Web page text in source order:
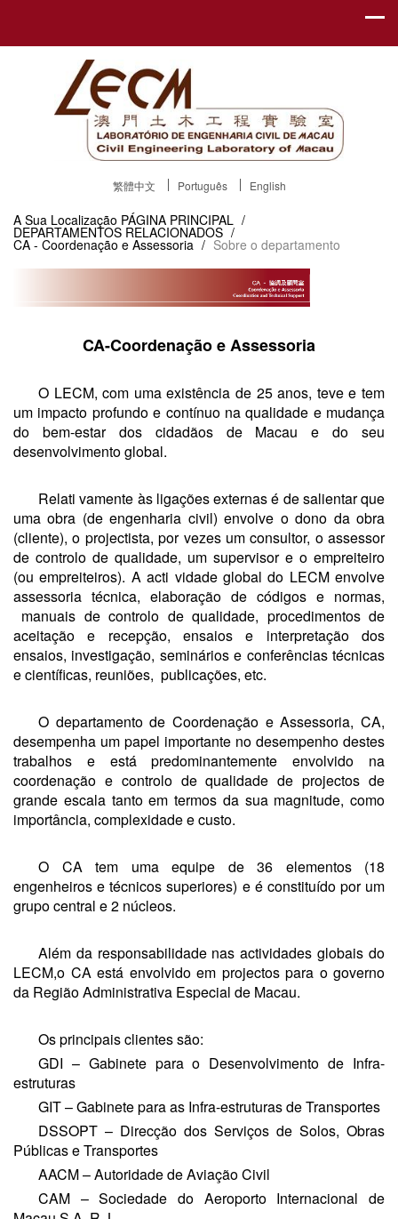
繁體中文 Português English
A Sua Localização PÁGINA PRINCIPAL /
DEPARTAMENTOS RELACIONADOS /
CA - Coordenação e Assessoria / Sobre o departamento
CA-Coordenação e Assessoria
O LECM, com uma existência de 25 anos, teve e tem
um impacto profundo e contínuo na qualidade e mudança
do bem-estar dos cidadãos de Macau e do seu
desenvolvimento global.
Relati vamente às ligações externas é de salientar que
uma obra (de engenharia civil) envolve o dono da obra
(cliente), o projectista, por vezes um consultor, o assessor
de controlo de qualidade, um supervisor e o empreiteiro
(ou empreiteiros). A acti vidade global do LECM envolve
assessoria técnica, elaboração de códigos e normas,
manuais de controlo de qualidade, procedimentos de
aceitação e recepção, ensaios e interpretação dos
ensaios, investigação, seminários e conferências técnicas
e científicas, reuniões, publicações, etc.
O departamento de Coordenação e Assessoria, CA,
desempenha um papel importante no desempenho destes
trabalhos e está predominantemente envolvido na
coordenação e controlo de qualidade de projectos de
grande escala tanto em termos da sua magnitude, como
importância, complexidade e custo.
O CA tem uma equipe de 36 elementos (18
engenheiros e técnicos superiores) e é constituído por um
grupo central e 2 núcleos.
Além da responsabilidade nas actividades globais do
LECM,o CA está envolvido em projectos para o governo
da Região Administrativa Especial de Macau.
Os principais clientes são:
GDI – Gabinete para o Desenvolvimento de Infra-
estruturas
GIT – Gabinete para as Infra-estruturas de Transportes
DSSOPT – Direcção dos Serviços de Solos, Obras
Públicas e Transportes
AACM – Autoridade de Aviação Civil
CAM – Sociedade do Aeroporto Internacional de